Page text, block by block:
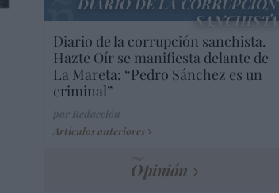
DIARIO DE LA CORRUPCIÓN
SANCHISTA
Diario de la corrupción sanchista.
Hazte Oír se manifiesta delante de
La Mareta: “Pedro Sánchez es un
criminal”
Artículos anteriores
Opinión